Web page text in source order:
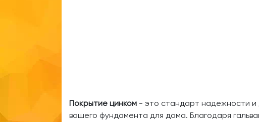
Покрытие цинком - это стандарт надежности и
вашего фундамента для дома. Благодаря